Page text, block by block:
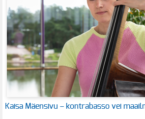
Kaisa Mäensivu – kontrabasso vei